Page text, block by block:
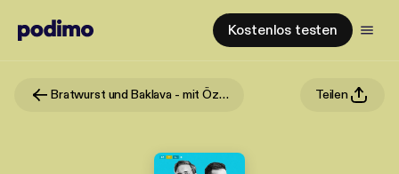
Kostenlos testen
Bratwurst und Baklava - mit Özcan Cosar und Bastian Bielendorfer Teilen